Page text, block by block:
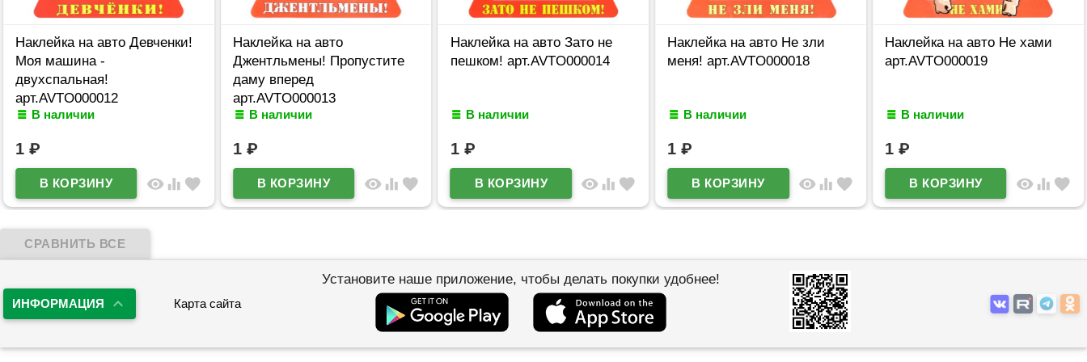
Наклейка на авто Девченки!
Моя машина -
двухспальная!
арт.AVTO000012
В наличии
1 ₽
visibility equalizer favorite
Наклейка на авто
Джентльмены! Пропустите
даму вперед
арт.AVTO000013
В наличии
1 ₽
visibility equalizer favorite
Наклейка на авто Зато не
пешком! арт.AVTO000014
В наличии
1 ₽
visibility equalizer favorite
Наклейка на авто Не зли
меня! арт.AVTO000018
В наличии
1₽
visibility equalizer favorite
Наклейка на авто Не хами
арт.AVTO000019
В наличии
1₽
visibility equalizer favorite
ИНФОРМАЦИЯ Карта сайта
Установите наше приложение, чтобы делать покупки удобнее!